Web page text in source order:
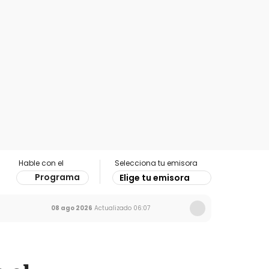
Hable con el
Programa
Selecciona tu emisora
Elige tu emisora
08 ago 2026 Actualizado 06:07